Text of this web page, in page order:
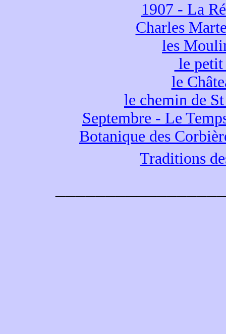
1907 - La
Charles
les
le
le
le chemin de
Septembre - Le
Botanique des
Traditions